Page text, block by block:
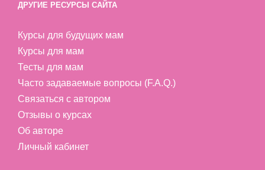
ДРУГИЕ РЕСУРСЫ САЙТА
Курсы для будущих мам
Курсы для мам
Тесты для мам
Часто задаваемые вопросы (F.A.Q.)
Связаться с автором
Отзывы о курсах
Об авторе
Личный кабинет